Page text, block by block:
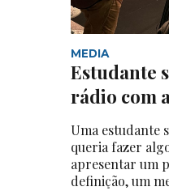
MEDIA
Estudante
rádio com
Uma estudante
queria fazer
apresentar um
definição, um